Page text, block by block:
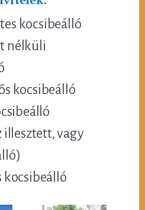
kocsibeálló
nélküli
kocsibeálló
illesztett, vagy
kocsibeálló